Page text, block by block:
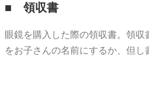
■ 領収書
眼鏡を購入した際の領収書。領
をお子さんの名前にするか、但し